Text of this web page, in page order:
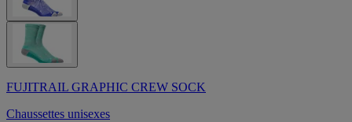
FUJITRAIL GRAPHIC CREW SOCK
Chaussettes unisexes